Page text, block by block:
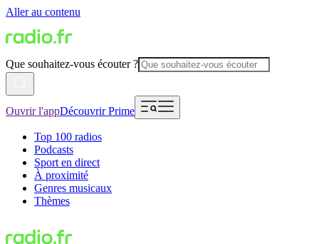
Aller au contenu
Que souhaitez-vous écouter ?
Ouvrir l'appDécouvrir Prime
Top 100 radios
Podcasts
Sport en direct
À proximité
Genres musicaux
Thèmes